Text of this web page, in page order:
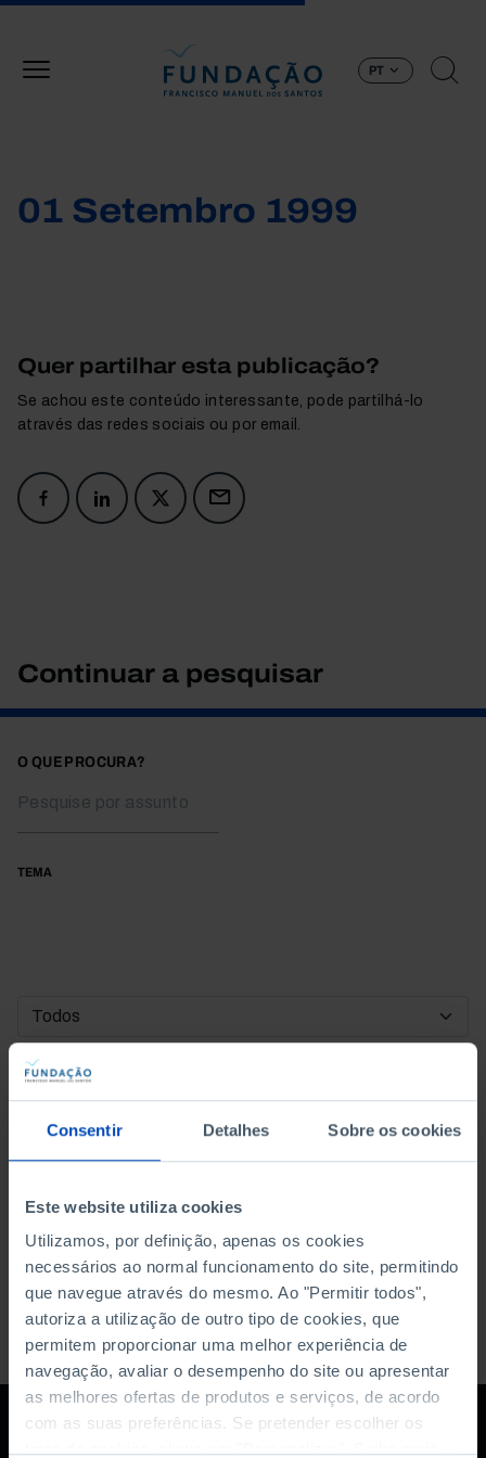
Consentir Detalhes Sobre os cookies
Este website utiliza cookies
Utilizamos, por definição, apenas os cookies
necessários ao normal funcionamento do site, permitindo
que navegue através do mesmo. Ao "Permitir todos",
autoriza a utilização de outro tipo de cookies, que
permitem proporcionar uma melhor experiência de
navegação, avaliar o desempenho do site ou apresentar
as melhores ofertas de produtos e serviços, de acordo
com as suas preferências. Se pretender escolher os
PT
01 Setembro 1999
Quer partilhar esta publicação?
Se achou este conteúdo interessante, pode partilhá-lo
através das redes sociais ou por email.
Continuar a pesquisar
O QUE PROCURA?
TEMA
DATA DE INÍCIO
DATA DE FIM